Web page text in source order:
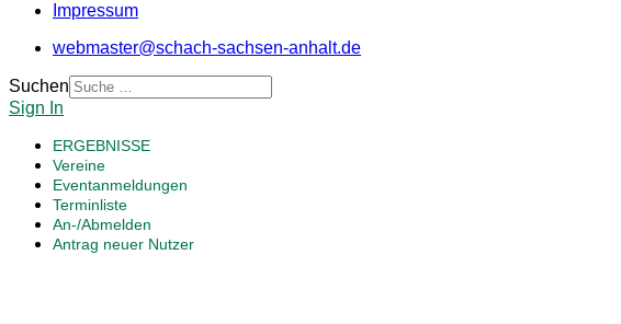
Impressum
webmaster@schach-sachsen-anhalt.de
Suchen
Sign In
ERGEBNISSE
Vereine
Eventanmeldungen
Terminliste
An-/Abmelden
Antrag neuer Nutzer